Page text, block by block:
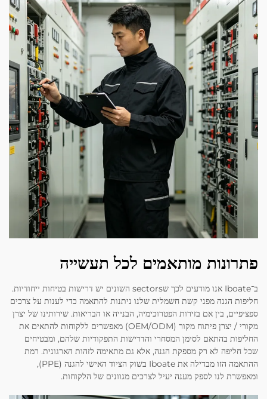
פתרונות מותאמים לכל תעשייה
ב־Iboate אנו מודעים לכך שsectors השונים יש דרישות בטיחות ייחודיות.
חליפות הגנה מפני קשת חשמלית שלנו ניתנות להתאמה כדי לענות על צרכים
ספציפיים, בין אם בזירות הפטרוכימיה, הבנייה או הבריאות. שירותינו של יצרן
מקורי / יצרן פיתוח מקור (OEM/ODM) מאפשרים ללקוחות להתאים את
החליפות בהתאם לסימן המסחרי והדרישות התפקודיות שלהם, ומבטיחים
שכל חליפה לא רק מספקת הגנה, אלא גם מתאימה לזהות הארגונית. רמת
ההתאמה הזו מבדילה את Iboate בשוק הציוד האישי להגנה (PPE),
ומאפשרת לנו לספק מענה יעיל לצרכים מגוונים של הלקוחות.